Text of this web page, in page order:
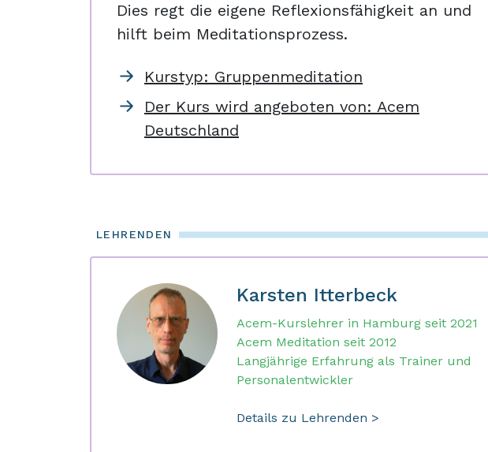
Dies regt die eigene Reflexionsfähigkeit an und
hilft beim Meditationsprozess.
Kurstyp: Gruppenmeditation
Der Kurs wird angeboten von: Acem
Deutschland
LEHRENDEN
Karsten Itterbeck
Acem-Kurslehrer in Hamburg seit 2021
Acem Meditation seit 2012
Langjährige Erfahrung als Trainer und
Personalentwickler
Details zu Lehrenden >